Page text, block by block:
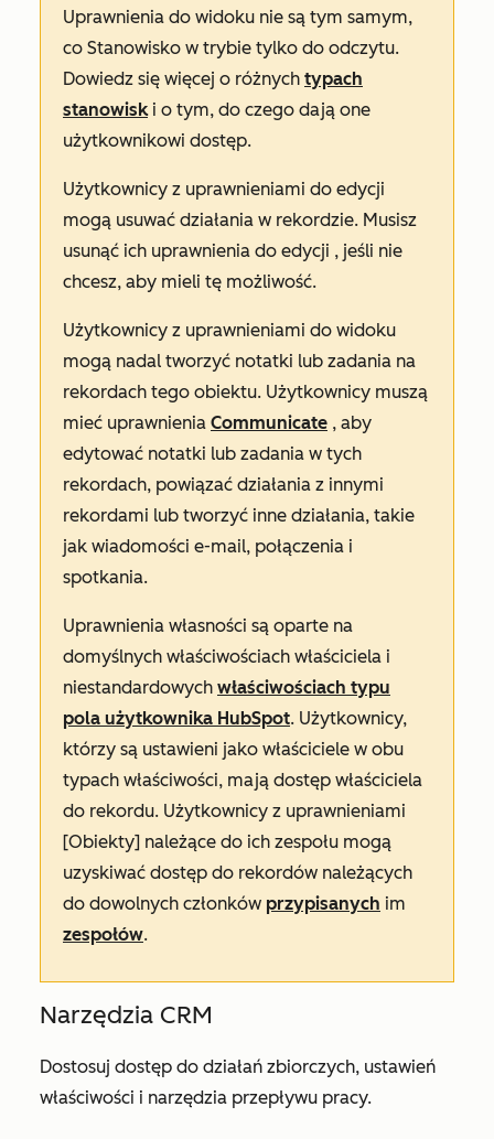
Uprawnienia do widoku nie są tym samym,
co Stanowisko w trybie tylko do odczytu.
Dowiedz się więcej o różnych typach
stanowiski o tym, do czego dają one
użytkownikowi dostęp.
Użytkownicy z uprawnieniami do edycji
mogą usuwać działania w rekordzie. Musisz
usunąć ich uprawnienia do edycji , jeśli nie
chcesz, aby mieli tę możliwość.
Użytkownicy z uprawnieniami do widoku
mogą nadal tworzyć notatki lub zadania na
rekordach tego obiektu. Użytkownicy muszą
mieć uprawnienia Communicate , aby
edytować notatki lub zadania w tych
rekordach, powiązać działania z innymi
rekordami lub tworzyć inne działania, takie
jak wiadomości e-mail, połączenia i
spotkania.
Uprawnienia własności są oparte na
domyślnych właściwościach właściciela i
niestandardowych właściwościach typu
pola użytkownika HubSpot. Użytkownicy,
którzy są ustawieni jako właściciele w obu
typach właściwości, mają dostęp właściciela
do rekordu. Użytkownicy z uprawnieniami
[Obiekty] należące do ich zespołu mogą
uzyskiwać dostęp do rekordów należących
do dowolnych członków przypisanych im
zespołów.
Narzędzia CRM
Dostosuj dostęp do działań zbiorczych, ustawień
właściwości i narzędzia przepływu pracy.